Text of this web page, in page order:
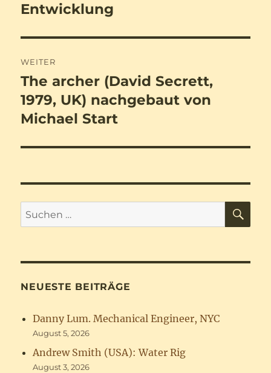
Beitrag:
Entwicklung
WEITER
Nächster
Beitrag:
The archer (David Secrett,
1979, UK) nachgebaut von
Michael Start
Suchen
nach:
NEUESTE BEITRÄGE
Danny Lum. Mechanical Engineer, NYC
August 5, 2026
Andrew Smith (USA): Water Rig
August 3, 2026